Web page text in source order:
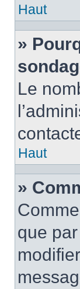
Haut
»
Le
Haut
»
que